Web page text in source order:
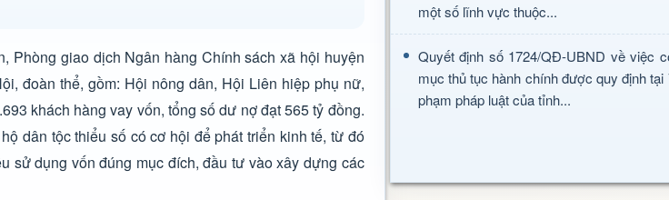
Phòng giao dịch Ngân hàng Chính sách xã hội huyện
đoàn thể, gồm: Hội nông dân, Hội Liên hiệp phụ nữ,
khách hàng vay vốn, tổng số dư nợ đạt 565 tỷ đồng.
dân tộc thiểu số có cơ hội để phát triển kinh tế, từ đó
sử dụng vốn đúng mục đích, đầu tư vào xây dựng các
một số lĩnh vực thuộc...
Quyết định số 1724/QĐ-UBND về việc
mục thủ tục hành chính được quy định tại
phạm pháp luật của tỉnh...